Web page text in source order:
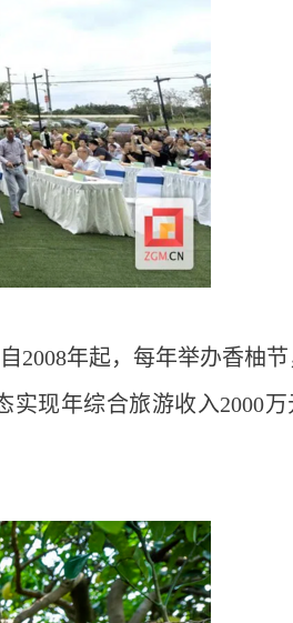
2008年起，每年举办香柚
实现年综合旅游收入2000万